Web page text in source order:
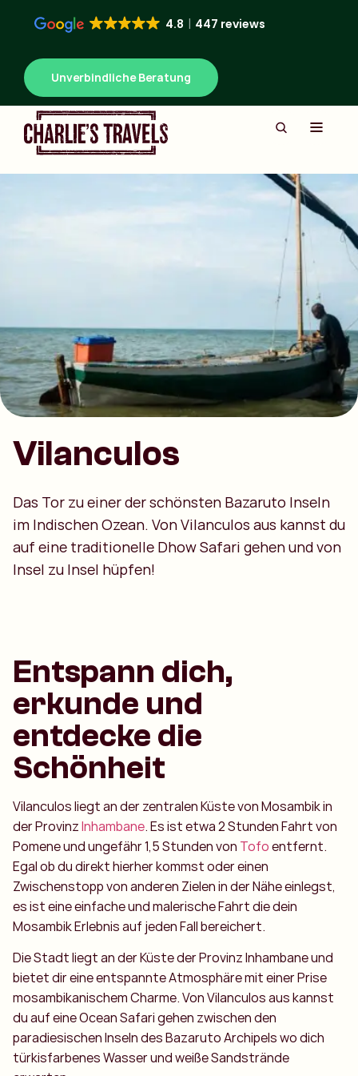
4.8 447 reviews
Unverbindliche Beratung
Vilanculos
Das Tor zu einer der schönsten Bazaruto Inseln
im Indischen Ozean. Von Vilanculos aus kannst du
auf eine traditionelle Dhow Safari gehen und von
Insel zu Insel hüpfen!
Entspann dich,
erkunde und
entdecke die
Schönheit
Vilanculos liegt an der zentralen Küste von Mosambik in
der ProvinzInhambane. Es ist etwa 2 Stunden Fahrt von
Pomene und ungefähr 1,5 Stunden von Tofoentfernt.
Egal ob du direkt hierher kommst oder einen
Zwischenstopp von anderen Zielen in der Nähe einlegst,
es ist eine einfache und malerische Fahrt die dein
Mosambik Erlebnis auf jeden Fall bereichert.
Die Stadt liegt an der Küste der Provinz Inhambane und
bietet dir eine entspannte Atmosphäre mit einer Prise
mosambikanischem Charme. Von Vilanculos aus kannst
du auf eine Ocean Safari gehen zwischen den
paradiesischen Inseln des Bazaruto Archipels wo dich
türkisfarbenes Wasser und weiße Sandstrände